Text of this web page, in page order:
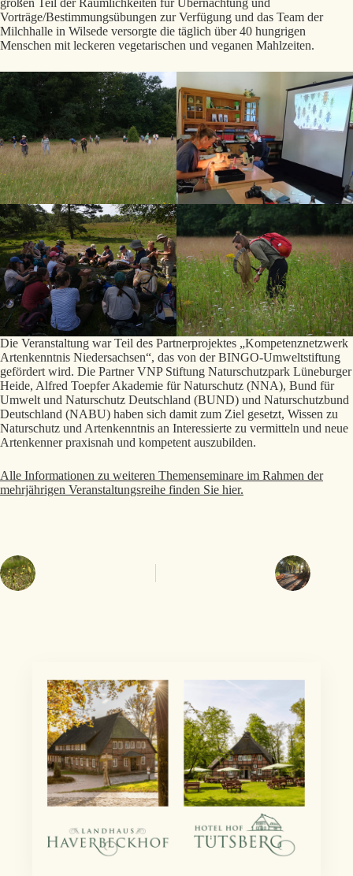
großen Teil der Räumlichkeiten für Übernachtung und
Vorträge/Bestimmungsübungen zur Verfügung und das Team der
Milchhalle in Wilsede versorgte die täglich über 40 hungrigen
Menschen mit leckeren vegetarischen und veganen Mahlzeiten.
Die Veranstaltung war Teil des Partnerprojektes „Kompetenznetzwerk
Artenkenntnis Niedersachsen“, das von der BINGO-Umweltstiftung
gefördert wird. Die Partner VNP Stiftung Naturschutzpark Lüneburger
Heide, Alfred Toepfer Akademie für Naturschutz (NNA), Bund für
Umwelt und Naturschutz Deutschland (BUND) und Naturschutzbund
Deutschland (NABU) haben sich damit zum Ziel gesetzt, Wissen zu
Naturschutz und Artenkenntnis an Interessierte zu vermitteln und neue
Artenkenner praxisnah und kompetent auszubilden.
Alle Informationen zu weiteren Themenseminare im Rahmen der
mehrjährigen Veranstaltungsreihe finden Sie hier.